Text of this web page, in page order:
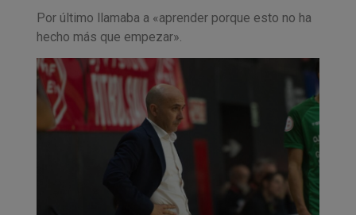
Por último llamaba a «aprender porque esto no ha
hecho más que empezar».